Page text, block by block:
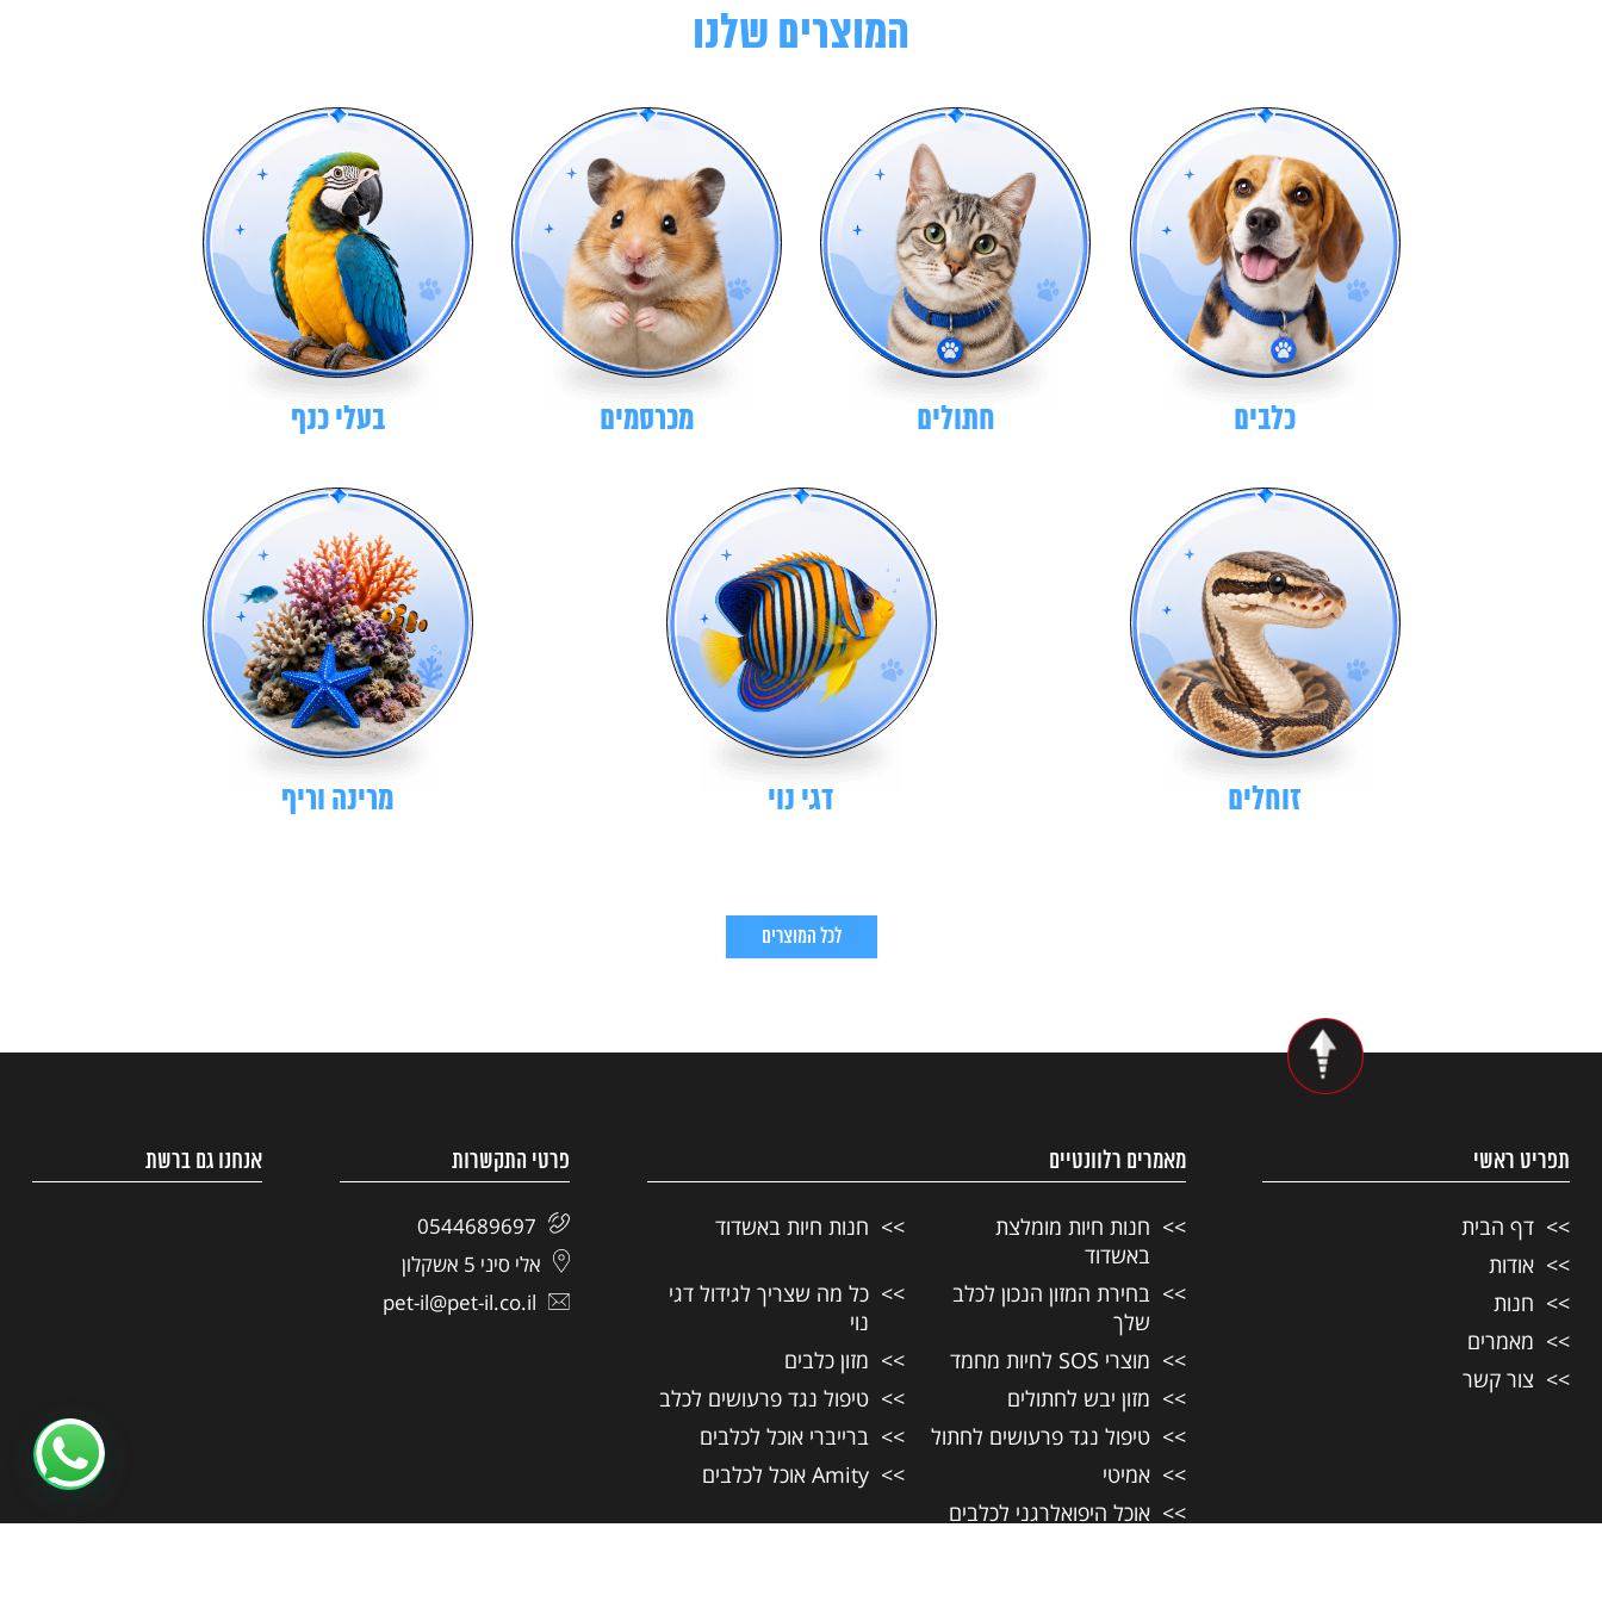
המוצרים שלנו
כלבים חתולים מכרסמים בעלי כנף
זוחלים דגי נוי מרינה וריף
לכל המוצרים
תפריט ראשי
דף הבית
אודות
חנות
מאמרים
צור קשר
מאמרים רלוונטיים
חנות חיות מומלצת
באשדוד
חנות חיות באשדוד
בחירת המזון הנכון לכלב
שלך
כל מה שצריך לגידול דגי
נוי
מוצרי SOS לחיות מחמד
מזון כלבים
מזון יבש לחתולים
טיפול נגד פרעושים לכלב
טיפול נגד פרעושים לחתול
ברייברי אוכל לכלבים
אמיטי
Amity אוכל לכלבים
אוכל היפואלרגני לכלבים
פרטי התקשרות
0544689697
אלי סיני 5 אשקלון
pet-il@pet-il.co.il
אנחנו גם ברשת